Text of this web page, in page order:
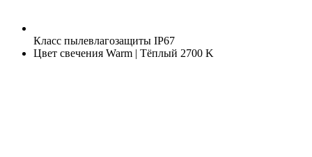
Класс пылевлагозащиты IP67
Цвет свечения Warm | Тёплый 2700 K